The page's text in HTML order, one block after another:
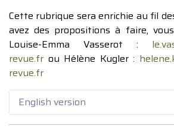
Cette rubrique sera enrichie au fil
avez des propositions à faire,
Louise-Emma Vasserot :
revue.fr ou Hélène Kugler :
revue.fr
English version